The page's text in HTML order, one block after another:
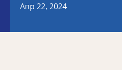
Апр 22, 2024